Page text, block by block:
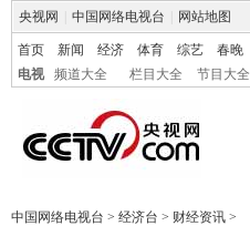
央视网 中国网络电视台 网站地图
首页 新闻 经济 体育 综艺 春晚
电视
频道大全 栏目大全 节目大全
中国网络电视台 > 经济台 > 财经资讯 >